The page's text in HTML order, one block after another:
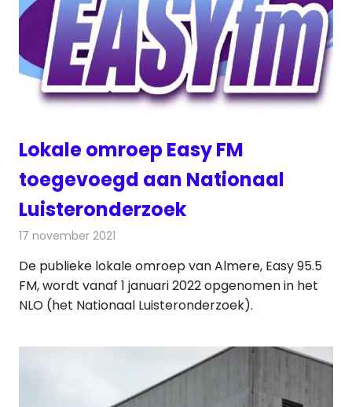
Lokale omroep Easy FM
toegevoegd aan Nationaal
Luisteronderzoek
17 november 2021
De publieke lokale omroep van Almere, Easy 95.5
FM, wordt vanaf 1 januari 2022 opgenomen in het
NLO (het Nationaal Luisteronderzoek).